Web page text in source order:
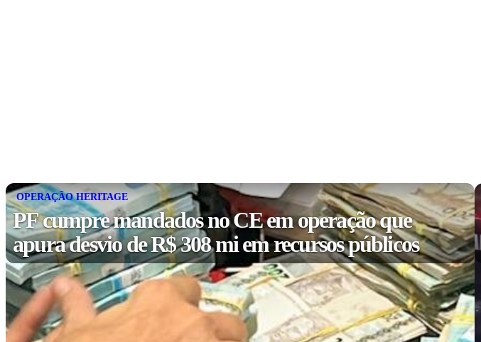
OPERAÇÃO HERITAGE
PF cumpre mandados no CE em operação que
apura desvio de R$ 308 mi em recursos públicos